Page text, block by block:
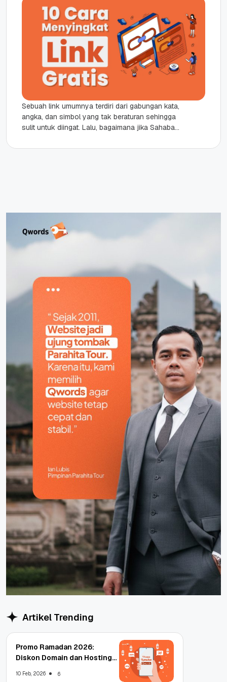
Sebuah link umumnya terdiri dari gabungan kata,
angka, dan simbol yang tak beraturan sehingga
sulit untuk diingat. Lalu, bagaimana jika Sahabat
Artikel Trending
Promo Ramadan 2026:
Diskon Domain dan Hosting
10 Feb, 2026 6